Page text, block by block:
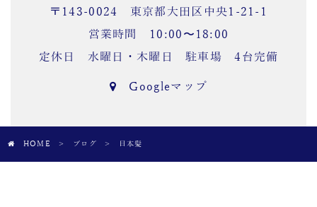
〒143-0024 東京都大田区中央1-21-1
営業時間 10:00〜18:00
定休日 水曜日・木曜日 駐車場 4台完備
Googleマップ
HOME > ブログ > 日本髪